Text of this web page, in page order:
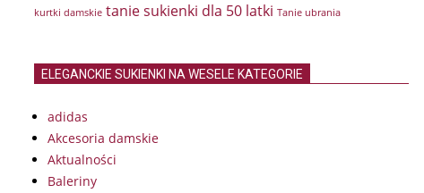
kurtki damskie tanie sukienki dla 50 latki Tanie ubrania
ELEGANCKIE SUKIENKI NA WESELE KATEGORIE
adidas
Akcesoria damskie
Aktualności
Baleriny